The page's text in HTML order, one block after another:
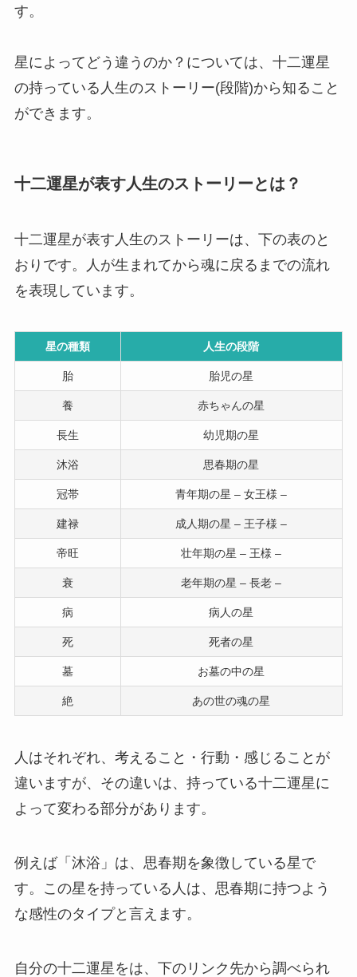
す。
星によってどう違うのか？については、十二運星
の持っている人生のストーリー(段階)から知ること
ができます。
十二運星が表す人生のストーリーとは？
十二運星が表す人生のストーリーは、下の表のと
おりです。人が生まれてから魂に戻るまでの流れ
を表現しています。
星の種類 人生の段階
胎 胎児の星
養 赤ちゃんの星
長生 幼児期の星
沐浴 思春期の星
冠帯 青年期の星 – 女王様 –
建禄 成人期の星 – 王子様 –
帝旺 壮年期の星 – 王様 –
衰 老年期の星 – 長老 –
病 病人の星
死 死者の星
墓 お墓の中の星
絶 あの世の魂の星
人はそれぞれ、考えること・行動・感じることが
違いますが、その違いは、持っている十二運星に
よって変わる部分があります。
例えば「沐浴」は、思春期を象徴している星で
す。この星を持っている人は、思春期に持つよう
な感性のタイプと言えます。
自分の十二運星をは、下のリンク先から調べられ